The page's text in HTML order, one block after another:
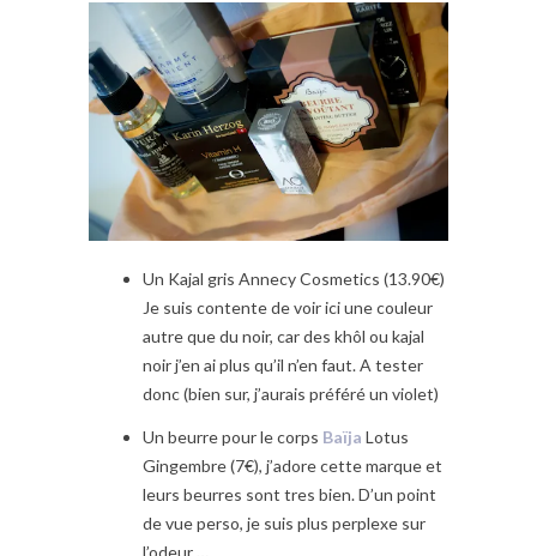
Un Kajal gris Annecy Cosmetics (13.90€)
Je suis contente de voir ici une couleur
autre que du noir, car des khôl ou kajal
noir j’en ai plus qu’il n’en faut. A tester
donc (bien sur, j’aurais préféré un violet)
Un beurre pour le corps Baïja Lotus
Gingembre (7€), j’adore cette marque et
leurs beurres sont tres bien. D’un point
de vue perso, je suis plus perplexe sur